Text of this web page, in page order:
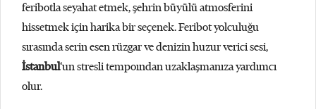
feribotla seyahat etmek, şehrin büyülü atmosferini
hissetmek için harika bir seçenek. Feribot yolculuğu
sırasında serin esen rüzgar ve denizin huzur verici sesi,
İstanbul‘un stresli tempoından uzaklaşmanıza yardımcı
olur.